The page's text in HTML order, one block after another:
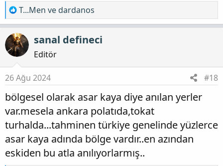
T
e
p
k
i
l
e
r
:
T...Men ve dardanos
sanal defineci
Editör
26 Ağu 2024 #18
bölgesel olarak asar kaya diye anılan yerler
var.mesela ankara polatıda,tokat
turhalda...tahminen türkiye genelinde yüzlerce
asar kaya adında bölge vardır..en azından
eskiden bu atla anılıyorlarmış..